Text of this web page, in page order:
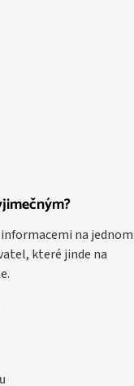
na jednom
které jinde na